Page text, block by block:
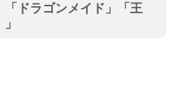
「ドラゴンメイド」「王